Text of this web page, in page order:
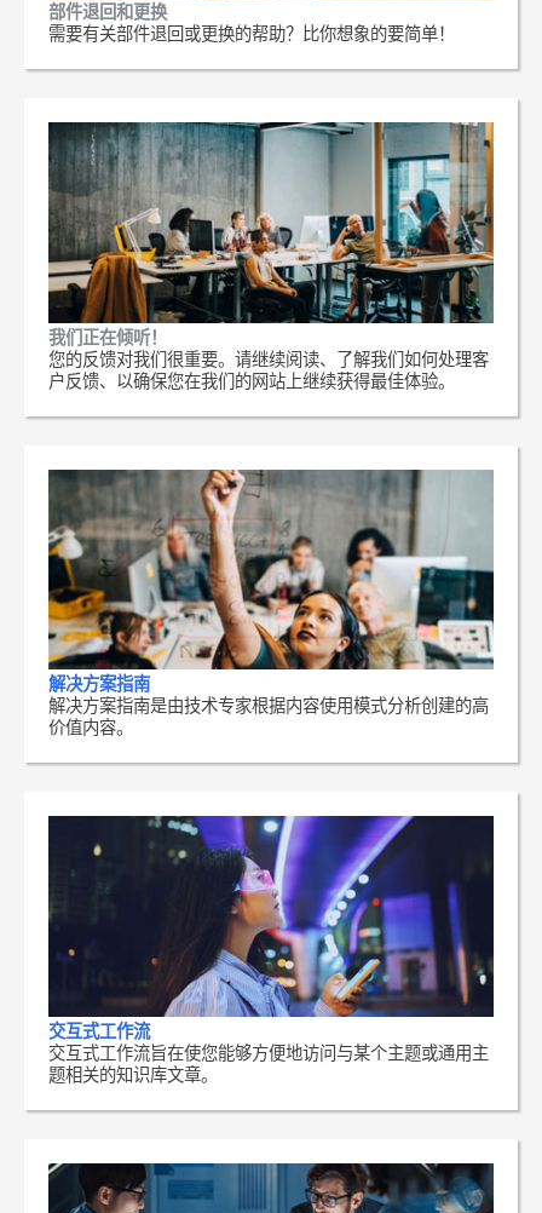
部件退回和更换
需要有关部件退回或更换的帮助？比你想象的要简单！
我们正在倾听！
您的反馈对我们很重要。请继续阅读、了解我们如何处理客
户反馈、以确保您在我们的网站上继续获得最佳体验。
解决方案指南
解决方案指南是由技术专家根据内容使用模式分析创建的高
价值内容。
交互式工作流
交互式工作流旨在使您能够方便地访问与某个主题或通用主
题相关的知识库文章。